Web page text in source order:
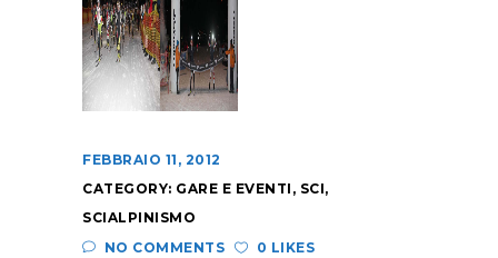
FEBBRAIO 11, 2012
CATEGORY: GARE E EVENTI , SCI,
SCIALPINISMO
NO COMMENTS
0 LIKES